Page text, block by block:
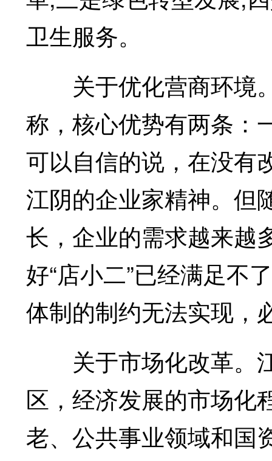
卫生服务。
关于优化营商环境
称，核心优势有两条：
可以自信的说，在没有
江阴的企业家精神。但
长，企业的需求越来越
好“店小二”已经满足不
体制的制约无法实现，
关于市场化改革。
区，经济发展的市场化
老、公共事业领域和国